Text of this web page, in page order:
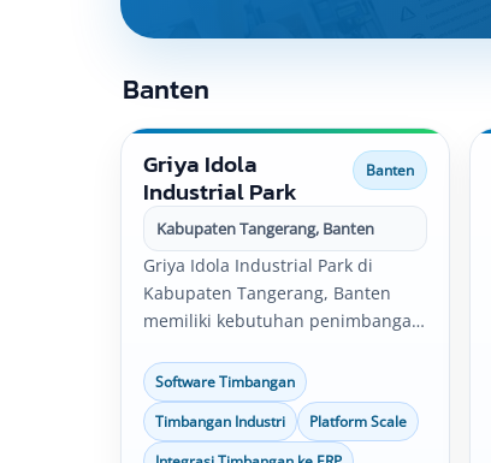
Banten
Griya Idola
Industrial Park
Banten
Kabupaten Tangerang, Banten
Griya Idola Industrial Park di
Kabupaten Tangerang, Banten
memiliki kebutuhan penimbangan
quality control, logistik, dan
distribusi. Solusi timbangan
industri, software timbangan,
Software Timbangan
Timbangan Industri
Platform Scale